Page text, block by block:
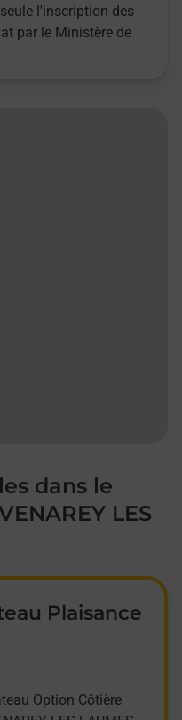
l'inscription des
par le Ministère de
carte
dans le
LES
Plaisance
Option Côtière